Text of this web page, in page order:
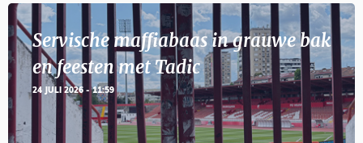
Servische maffiabaas in grauwe bak
en feesten met Tadic
24 JULI 2026 - 11:59